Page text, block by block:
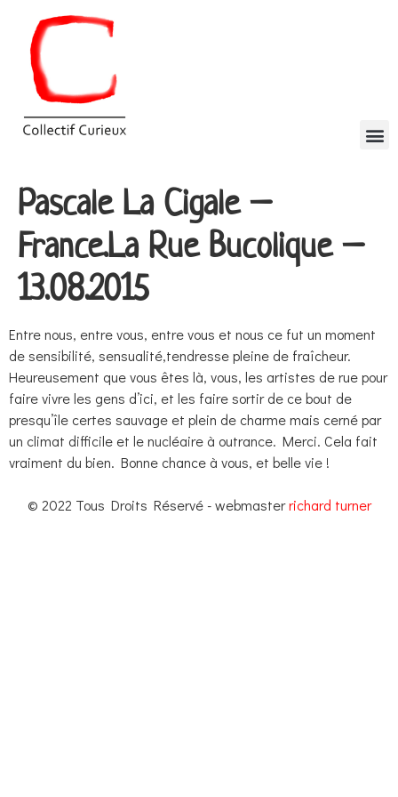
Pascale La Cigale –
France.La Rue Bucolique –
13.08.2015
Entre nous, entre vous, entre vous et nous ce fut un moment
de sensibilité, sensualité,tendresse pleine de fraîcheur.
Heureusement que vous êtes là, vous, les artistes de rue pour
faire vivre les gens d’ici, et les faire sortir de ce bout de
presqu’île certes sauvage et plein de charme mais cerné par
un climat difficile et le nucléaire à outrance. Merci. Cela fait
vraiment du bien. Bonne chance à vous, et belle vie !
© 2022 Tous Droits Réservé - webmasterrichard turner